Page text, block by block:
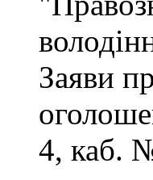
Заяви
4, каб.